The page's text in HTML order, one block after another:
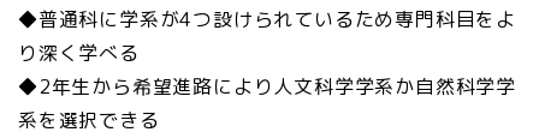
◆普通科に学系が4つ設けられているため専門科目をよ
り深く学べる
◆2年生から希望進路により人文科学学系か自然科学学
系を選択できる